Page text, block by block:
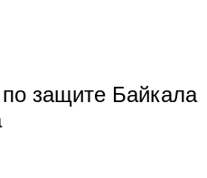
защите Байкала